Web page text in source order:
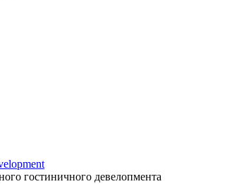
гостиничного девелопмента